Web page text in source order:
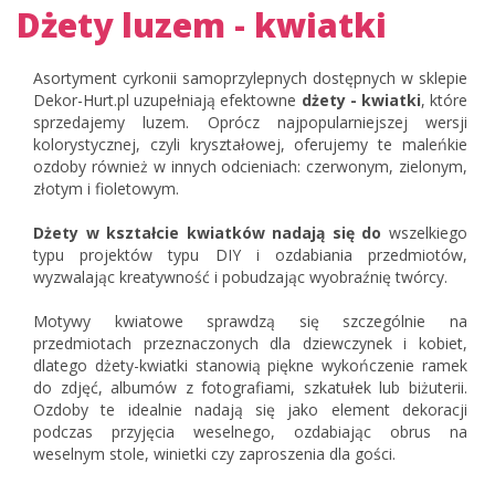
Dżety luzem - kwiatki
Asortyment cyrkonii samoprzylepnych dostępnych w sklepie
Dekor-Hurt.pl uzupełniają efektowne dżety - kwiatki, które
sprzedajemy luzem. Oprócz najpopularniejszej wersji
kolorystycznej, czyli kryształowej, oferujemy te maleńkie
ozdoby również w innych odcieniach: czerwonym, zielonym,
złotym i fioletowym.
Dżety w kształcie kwiatków nadają się do wszelkiego
typu projektów typu DIY i ozdabiania przedmiotów,
wyzwalając kreatywność i pobudzając wyobraźnię twórcy.
Motywy kwiatowe sprawdzą się szczególnie na
przedmiotach przeznaczonych dla dziewczynek i kobiet,
dlatego dżety-kwiatki stanowią piękne wykończenie ramek
do zdjęć, albumów z fotografiami, szkatułek lub biżuterii.
Ozdoby te idealnie nadają się jako element dekoracji
podczas przyjęcia weselnego, ozdabiając obrus na
weselnym stole, winietki czy zaproszenia dla gości.